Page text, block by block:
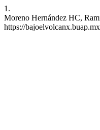
1.
Moreno Hernández HC,
https://